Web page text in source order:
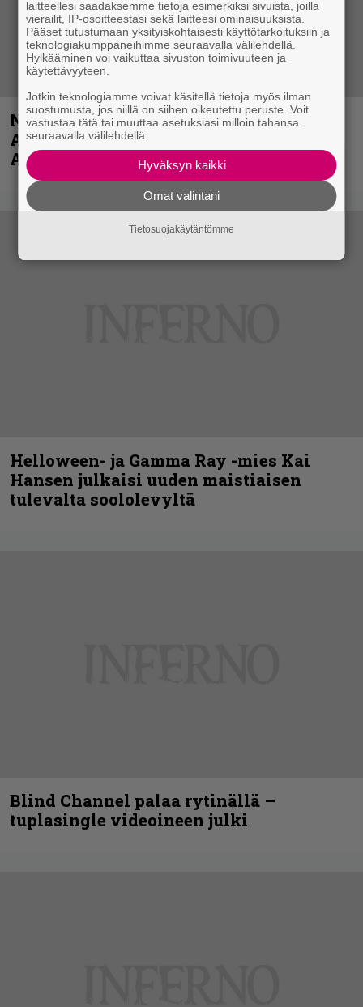
Näin lähtee Ghostin Tobias Forgelta
Accept – menossa mukana myös
Anthrax- ja Korn-miehistöä
Helloween- ja Gamma Ray -mies Kai
Hansen julkaisi uuden maistiaisen
tulevalta soololevyltä
Blind Channel palaa rytinällä –
tuplasingle videoineen julki
laitteellesi saadaksemme tietoja esimerkiksi sivuista, joilla
vierailit, IP-osoitteestasi sekä laitteesi ominaisuuksista.
Pääset tutustumaan yksityiskohtaisesti käyttötarkoituksiin ja
teknologiakumppaneihimme seuraavalla välilehdellä.
Hylkääminen voi vaikuttaa sivuston toimivuuteen ja
käytettävyyteen.
Jotkin teknologiamme voivat käsitellä tietoja myös ilman
suostumusta, jos niillä on siihen oikeutettu peruste. Voit
vastustaa tätä tai muuttaa asetuksiasi milloin tahansa
seuraavalla välilehdellä.
Hyväksyn kaikki
Omat valintani
Tietosuojakäytäntömme